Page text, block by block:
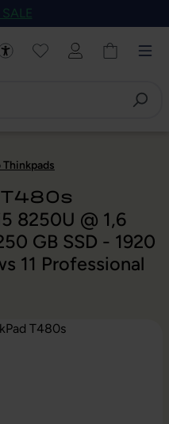
springen
Thinkpads
T480s
8250U @ 1,6
GB SSD - 1920
11 Professional